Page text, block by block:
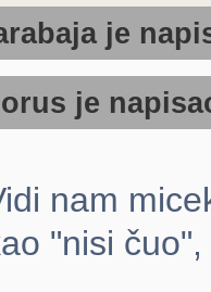
je
je
nam
"nisi